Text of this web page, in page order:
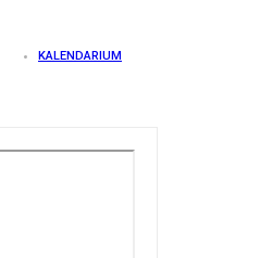
KALENDARIUM